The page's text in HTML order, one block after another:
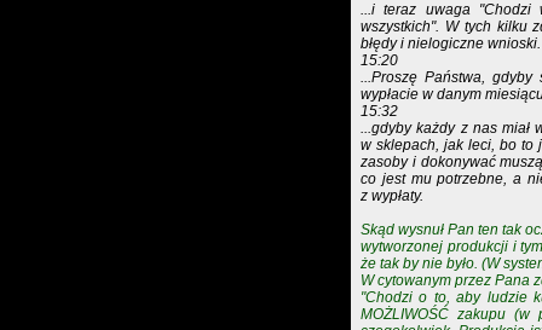
...i teraz uwaga "Chodzi
wszystkich". W tych kilku
błędy i nielogiczne wnioski.
15:20
...Proszę Państwa, gdyby
wypłacie w danym
15:32
...gdyby każdy z nas miał
w sklepach, jak leci, bo to
zasoby i dokonywać
co jest mu potrzebne, a
z wypłaty.
Skąd wysnuł Pan ten tak
wytworzonej produkcji i
że tak by nie było. (W
W cytowanym przez Pana
"Chodzi o to, aby ludzie
MOŻLIWOŚĆ zakupu (w